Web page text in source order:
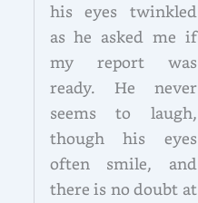
his eyes twinkled
as he asked me if
my report was
ready. He never
seems to laugh,
though his eyes
often smile, and
there is no doubt at